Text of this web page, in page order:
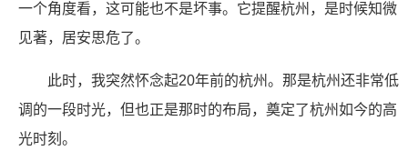
一个角度看，这可能也不是坏事。它提醒杭州，是时候知微
见著，居安思危了。
此时，我突然怀念起20年前的杭州。那是杭州还非常低
调的一段时光，但也正是那时的布局，奠定了杭州如今的高
光时刻。